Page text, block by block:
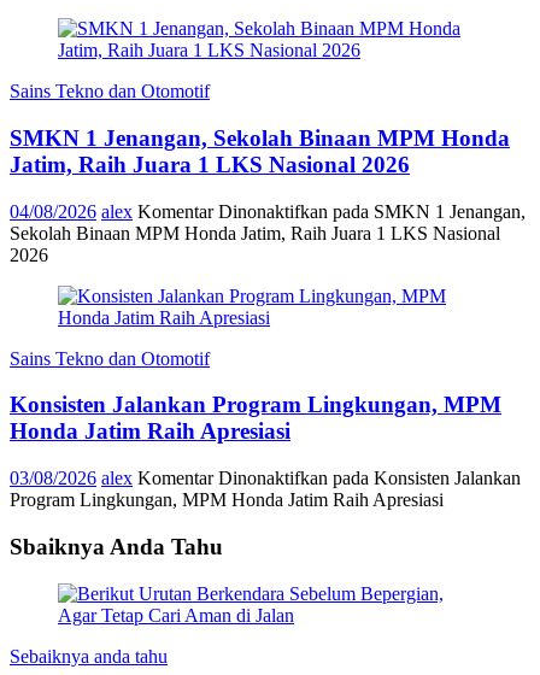
Sains Tekno dan Otomotif
SMKN 1 Jenangan, Sekolah Binaan MPM Honda
Jatim, Raih Juara 1 LKS Nasional 2026
04/08/2026 alex Komentar Dinonaktifkan pada SMKN 1 Jenangan,
Sekolah Binaan MPM Honda Jatim, Raih Juara 1 LKS Nasional
2026
Sains Tekno dan Otomotif
Konsisten Jalankan Program Lingkungan, MPM
Honda Jatim Raih Apresiasi
03/08/2026 alex Komentar Dinonaktifkan pada Konsisten Jalankan
Program Lingkungan, MPM Honda Jatim Raih Apresiasi
Sbaiknya Anda Tahu
Sebaiknya anda tahu